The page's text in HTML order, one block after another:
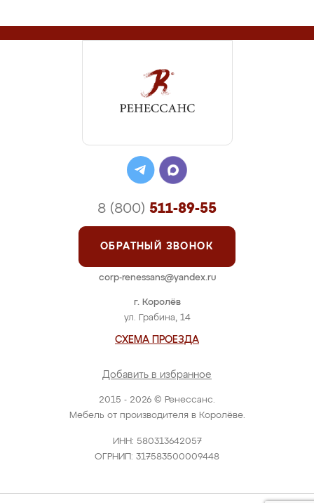
2015 - 2026 © Ренессанс.
Мебель от производителя в Королёве.
ИНН: 580313642057
ОГРНИП: 317583500009448
г. Королёв
ул. Грабина, 14
СХЕМА ПРОЕЗДА
Добавить в избранное
8 (800) 511-89-55
ОБРАТНЫЙ ЗВОНОК
corp-renessans@yandex.ru